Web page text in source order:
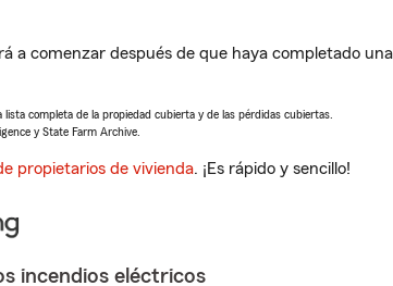
a comenzar después de que haya completado
completa de la propiedad cubierta y de las pérdidas cubiertas.
y State Farm Archive.
propietarios de vivienda. ¡Es rápido y sencillo!
incendios eléctricos